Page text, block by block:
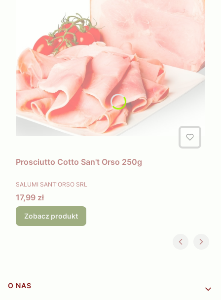
Prosciutto Cotto San't Orso 250g
PRODUCENT
SALUMI SANT'ORSO SRL
Cena
17,99 zł
Zobacz produkt
Linki w stopce
O NAS